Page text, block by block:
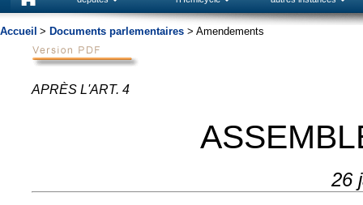
Accueil > Documents parlementaires > Amendements
APRÈS L'ART. 4
26